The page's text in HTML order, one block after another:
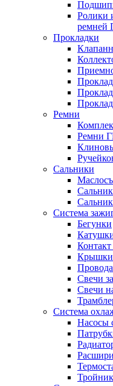
Ролики
ремней
Прокладки
Ремни
Ремни
Сальники
Система
Бегунки
Крышки
Свечи
Свечи
Система
Насосы